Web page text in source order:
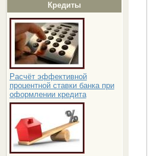
Кредиты
Расчёт эффективной
процентной ставки банка при
оформлении кредита